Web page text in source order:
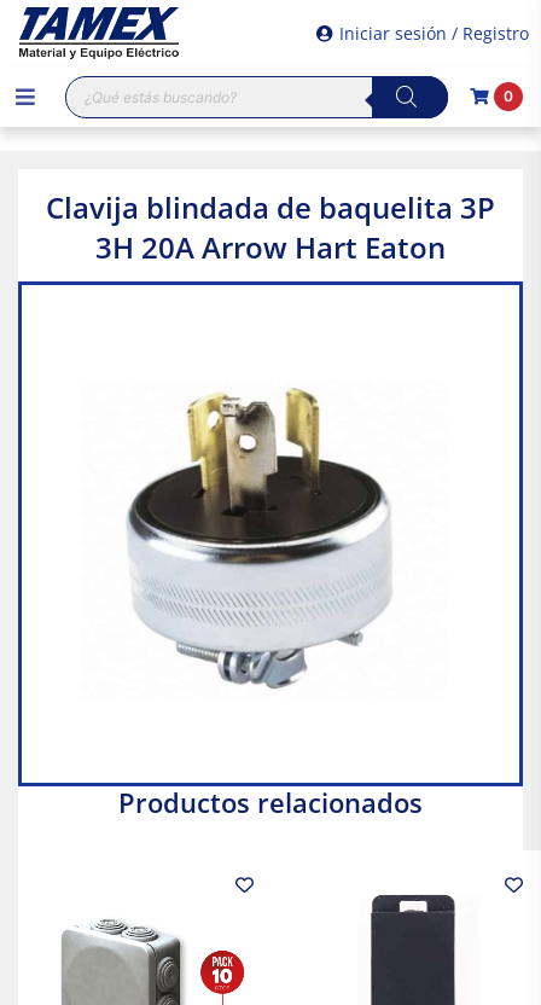
Iniciar sesión / Registro
Búsqueda
de
productos
0
Clavija blindada de baquelita 3P
3H 20A Arrow Hart Eaton
Productos relacionados